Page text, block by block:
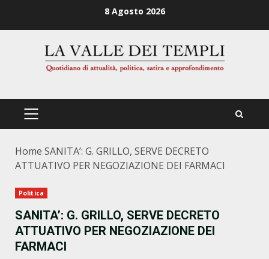
8 Agosto 2026
PRIMÄRES
Home SANITA’: G. GRILLO, SERVE DECRETO
ATTUATIVO PER NEGOZIAZIONE DEI FARMACI
Politica
SANITA’: G. GRILLO, SERVE DECRETO
ATTUATIVO PER NEGOZIAZIONE DEI
FARMACI